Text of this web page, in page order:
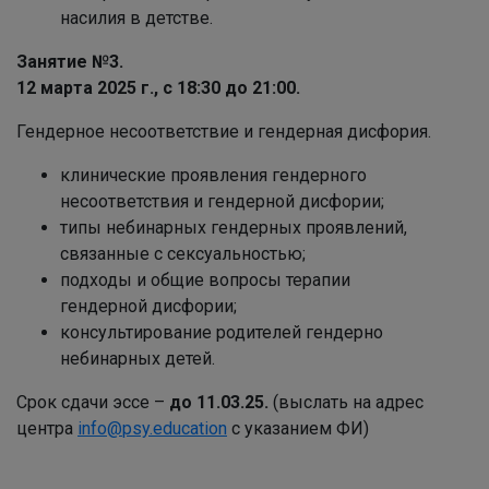
насилия в детстве.
Занятие №3.
12 марта 2025 г., с 18:30 до 21:00.
Гендерное несоответствие и гендерная дисфория.
клинические проявления гендерного
несоответствия и гендерной дисфории;
типы небинарных гендерных проявлений,
связанные с сексуальностью;
подходы и общие вопросы терапии
гендерной дисфории;
консультирование родителей гендерно
небинарных детей.
Срок сдачи эссе – до 11.03.25. (выслать на адрес
центра info@psy.education с указанием ФИ)